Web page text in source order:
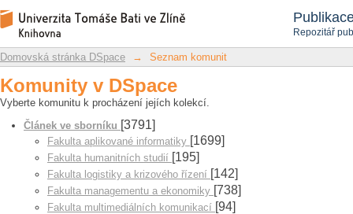
Repozitář
Seznam komunit
Repozitář DSpace/Manakin
Domovská stránka DSpace → Seznam komunit
Komunity v DSpace
Vyberte komunitu k procházení jejích kolekcí.
Článek ve sborníku [3791]
Fakulta aplikované informatiky [1699]
Fakulta humanitních studií [195]
Fakulta logistiky a krizového řízení [142]
Fakulta managementu a ekonomiky [738]
Fakulta multimediálních komunikací [94]